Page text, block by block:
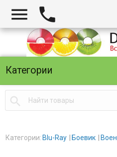
 
Категории

Категории: Blu-Ray Боевик